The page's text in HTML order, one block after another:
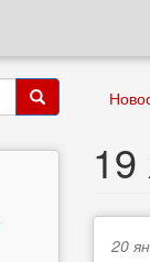
19
20